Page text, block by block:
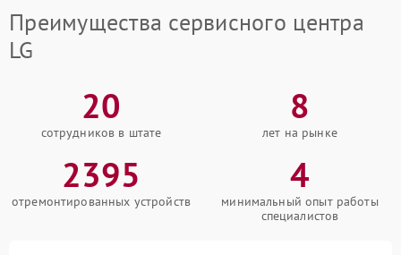
Преимущества сервисного центра
LG
20
сотрудников в штате
8
лет на рынке
2395
отремонтированных устройств
4
минимальный опыт работы
специалистов